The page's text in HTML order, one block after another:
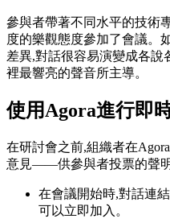
參與者帶著不同水平的技術
度的樂觀態度參加了會議。
差異,對話很容易演變成各
裡最響亮的聲音所主導。
使用Agora進行即
在研討會之前,組織者在
意見——供參與者投票的聲
在會議開始時,對話連
可以立即加入。